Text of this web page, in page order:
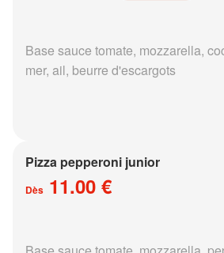
Base sauce tomate, mozzarella,
mer, ail, beurre d'escargots
Pizza pepperoni junior
Dès 11.00 €